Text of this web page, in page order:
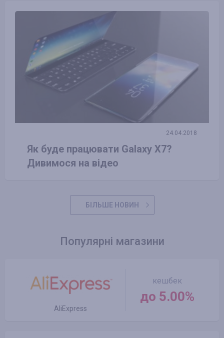
24.04.2018
Як буде працювати Galaxy X7?
Дивимося на відео
БІЛЬШЕ НОВИН
Популярні магазини
AliExpress
кешбек
до 5.00%